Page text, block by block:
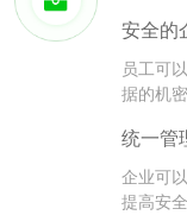
安全的
员工可
据的机
统一管
企业可
提高安